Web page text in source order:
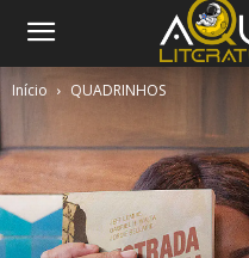
Início QUADRINHOS